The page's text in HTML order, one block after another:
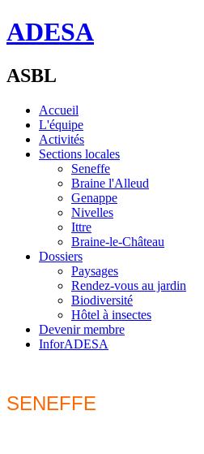
ADESA
ASBL
Accueil
L'équipe
Activités
Sections locales
Seneffe
Braine l'Alleud
Genappe
Nivelles
Ittre
Braine-le-Château
Dossiers
Paysages
Rendez-vous au jardin
Biodiversité
Hôtel à insectes
Devenir membre
InforADESA
SENEFFE